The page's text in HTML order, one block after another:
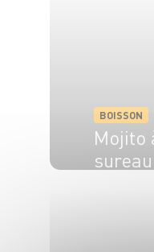
BOISSON
Mojito
sureau